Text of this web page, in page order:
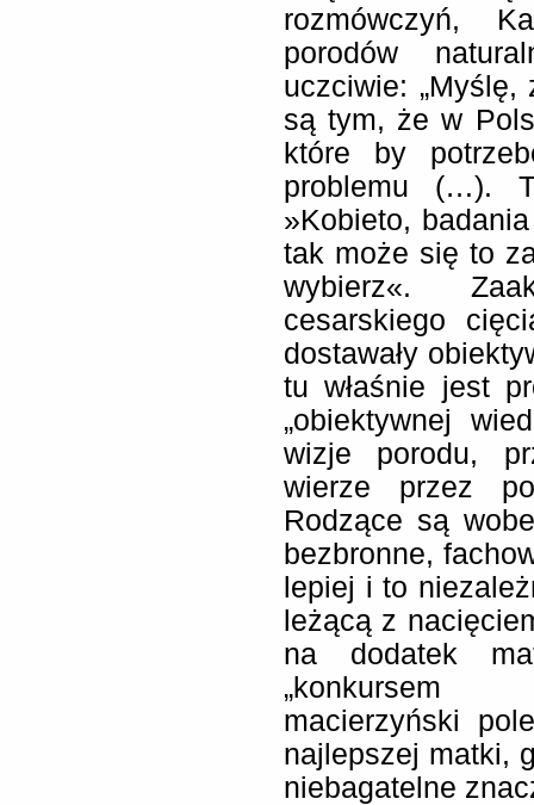
rozmówczyń,
porodów
uczciwie:
są tym, że w
które by
problemu (…).
»Kobieto,
tak może się to
wybierz«.
cesarskiego
dostawały
tu właśnie jest
„obiektywnej
wizje porodu,
wierze przez
Rodzące są
bezbronne,
lepiej i to
leżącą z
na dodatek
„konkursem
macierzyński
najlepszej matki,
niebagatelne